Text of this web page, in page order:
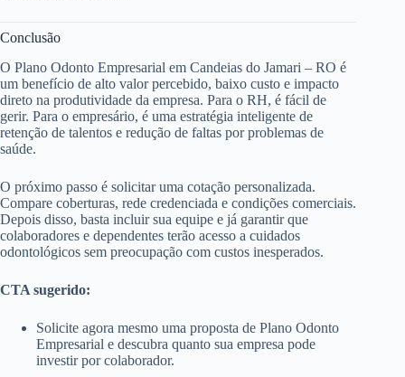
Conclusão
O Plano Odonto Empresarial em Candeias do Jamari – RO é
um benefício de alto valor percebido, baixo custo e impacto
direto na produtividade da empresa. Para o RH, é fácil de
gerir. Para o empresário, é uma estratégia inteligente de
retenção de talentos e redução de faltas por problemas de
saúde.
O próximo passo é solicitar uma cotação personalizada.
Compare coberturas, rede credenciada e condições comerciais.
Depois disso, basta incluir sua equipe e já garantir que
colaboradores e dependentes terão acesso a cuidados
odontológicos sem preocupação com custos inesperados.
CTA sugerido:
Solicite agora mesmo uma proposta de Plano Odonto
Empresarial e descubra quanto sua empresa pode
investir por colaborador.